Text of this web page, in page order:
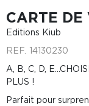
CARTE
Editions Kiub
REF. 14130230
A, B, C, D,
PLUS !
Parfait pour